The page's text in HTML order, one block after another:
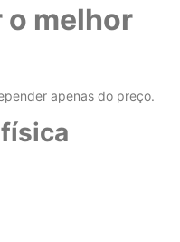
o melhor
apenas do preço.